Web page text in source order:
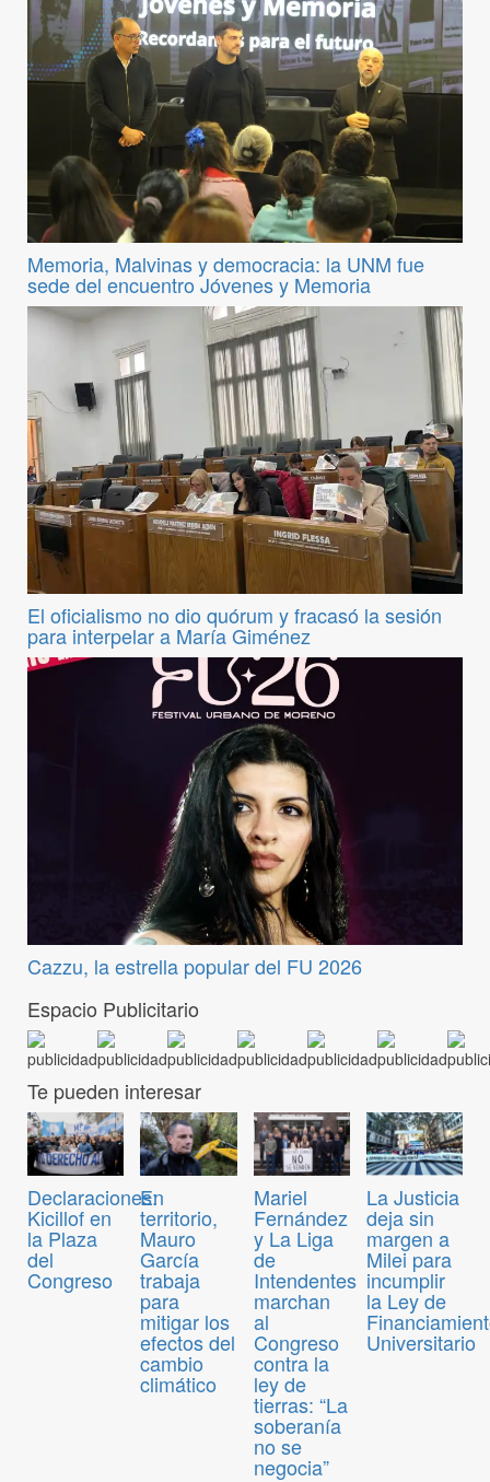
Memoria, Malvinas y democracia: la UNM fue
sede del encuentro Jóvenes y Memoria
El oficialismo no dio quórum y fracasó la sesión
para interpelar a María Giménez
Cazzu, la estrella popular del FU 2026
Espacio Publicitario
Te pueden interesar
Declaraciones:
Kicillof en
la Plaza
del
Congreso
En
territorio,
Mauro
García
trabaja
para
mitigar los
efectos del
cambio
climático
Mariel
Fernández
y La Liga
de
Intendentes
marchan
al
Congreso
contra la
ley de
tierras: “La
soberanía
no se
negocia”
La Justicia
deja sin
margen a
Milei para
incumplir
la Ley de
Universitario